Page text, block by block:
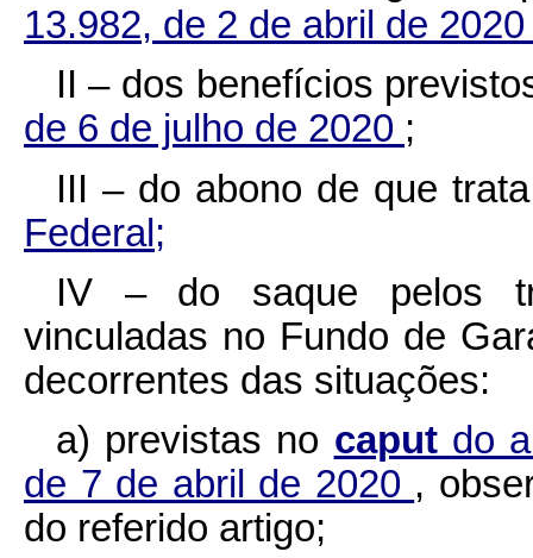
13.982, de 2 de abril de
II – dos benefícios
de 6 de julho de 2020 ;
III – do abono de que
Federal;
IV – do saque pelos
vinculadas no Fundo de
decorrentes das situações:
a) previstas no caput do
de 7 de abril de 2020 ,
do referido artigo;